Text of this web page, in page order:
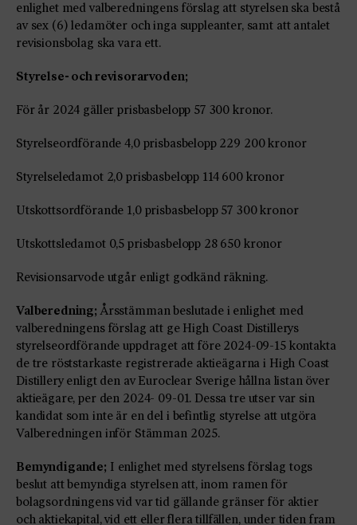
enlighet med valberedningens förslag att styrelsen ska bestå
av sex (6) ledamöter och inga suppleanter, samt att antalet
revisionsbolag ska vara ett.
Styrelse- och revisorarvoden;
För år 2024 gäller prisbasbelopp 57 300 kronor.
Styrelseordförande 4,0 prisbasbelopp 229 200 kronor
Styrelseledamot 2,0 prisbasbelopp 114 600 kronor
Utskottsordförande 1,0 prisbasbelopp 57 300 kronor
Utskottsledamot 0,5 prisbasbelopp 28 650 kronor
Revisionsarvode utgår enligt godkänd räkning.
Valberedning; Årsstämman beslutade i enlighet med
valberedningens förslag att ge High Coast Distillerys
styrelseordförande uppdraget att före 2024-09-15 kontakta
de tre röststarkaste registrerade aktieägarna i High Coast
Distillery enligt den av Euroclear Sverige hållna listan över
aktieägare, per den 2024- 09-01. Dessa tre utser var sin
kandidat som inte är en del i befintlig styrelse att utgöra
Valberedningen inför Stämman 2025.
Bemyndigande; I enlighet med styrelsens förslag togs
beslut att bemyndiga styrelsen att, inom ramen för
bolagsordningens vid var tid gällande gränser för aktier
och aktiekapital, vid ett eller flera tillfällen, under tiden fram